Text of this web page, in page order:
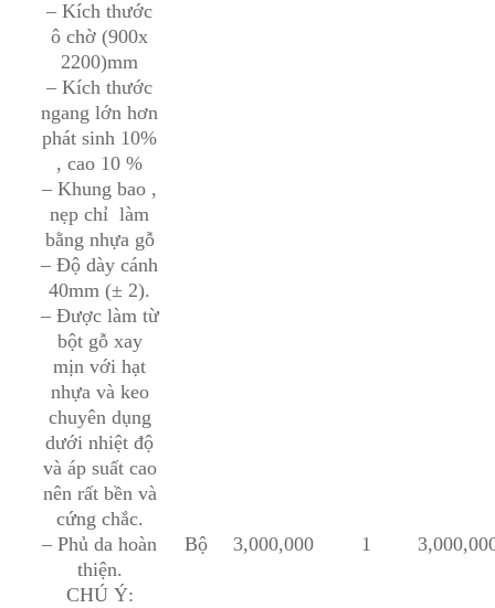
– Kích thước
ô chờ (900x
2200)mm
– Kích thước
ngang lớn hơn
phát sinh 10%
, cao 10 %
– Khung bao ,
nẹp chỉ làm
bằng nhựa gỗ
– Độ dày cánh
40mm (± 2).
– Được làm từ
bột gỗ xay
mịn với hạt
nhựa và keo
chuyên dụng
dưới nhiệt độ
và áp suất cao
nên rất bền và
cứng chắc.
– Phủ da hoàn
thiện.
CHÚ Ý:
Bộ 3,000,000 1